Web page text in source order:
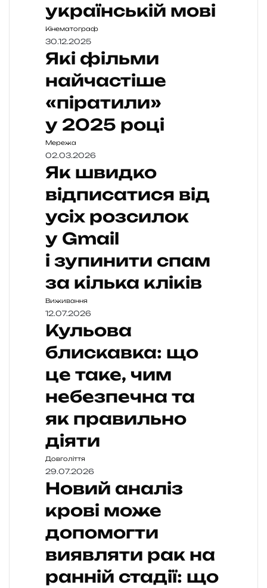
українській мові
Кінематограф
30.12.2025
Які фільми
найчастіше
«піратили»
у 2025 році
Мережа
02.03.2026
Як швидко
відписатися від
усіх розсилок
у Gmail
і зупинити спам
за кілька кліків
Виживання
12.07.2026
Кульова
блискавка: що
це таке, чим
небезпечна та
як правильно
діяти
Довголіття
29.07.2026
Новий аналіз
крові може
допомогти
виявляти рак на
ранній стадії: що